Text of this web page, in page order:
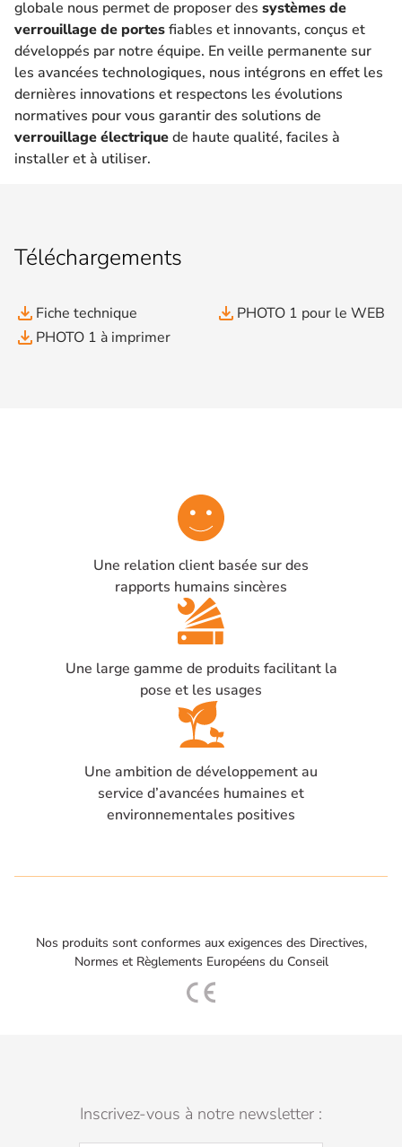
globale nous permet de proposer des systèmes de
verrouillage de portesfiables et innovants, conçus et
développés par notre équipe. En veille permanente sur
les avancées technologiques, nous intégrons en effet les
dernières innovations et respectons les évolutions
normatives pour vous garantir des solutions de
verrouillage électriquede haute qualité, faciles à
installer et à utiliser.
Téléchargements
file_download Fiche technique
file_download PHOTO 1 à imprimer
file_download PHOTO 1 pour le WEB
Une relation client basée sur des
rapports humains sincères
Une large gamme de produits facilitant la
pose et les usages
Une ambition de développement au
service d’avancées humaines et
environnementales positives
Nos produits sont conformes aux exigences des Directives,
Normes et Règlements Européens du Conseil
Inscrivez-vous à notre newsletter :